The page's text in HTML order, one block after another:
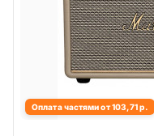
Оплата частями от 103,71 р.